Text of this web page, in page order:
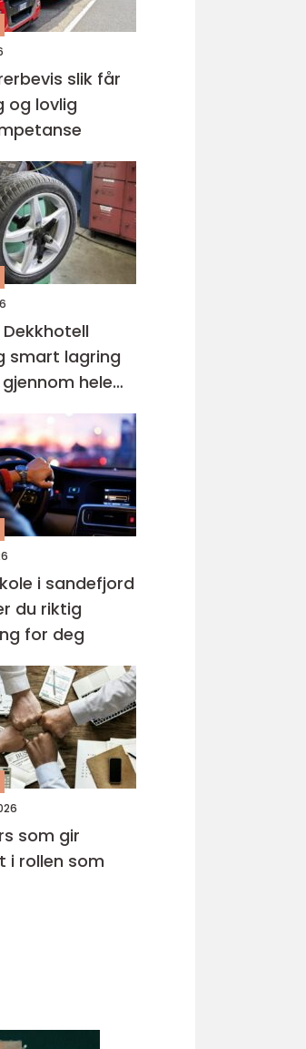
slik får
og lovlig
smart lagring
hele
i sandefjord
du riktig
for deg
som gir
i rollen som